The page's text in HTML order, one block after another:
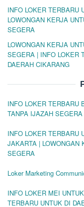
INFO LOKER TERBARU
LOWONGAN KERJA
SEGERA
LOWONGAN KERJA
SEGERA | INFO LOKER
DAERAH CIKARANG
INFO LOKER TERBARU
TANPA IJAZAH SEGERA
INFO LOKER TERBARU
JAKARTA | LOWONGAN
SEGERA
Loker Marketing
INFO LOKER MEI
TERBARU UNTUK DI